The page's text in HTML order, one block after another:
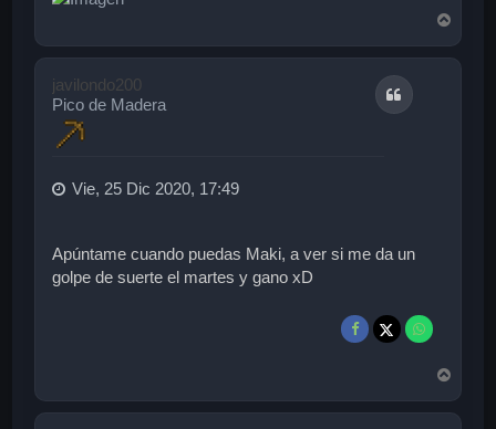
r
javilondo200
Pico de Madera
Citar
Vie, 25 Dic 2020, 17:49
Apúntame cuando puedas Maki, a ver si me da un
golpe de suerte el martes y gano xD
r